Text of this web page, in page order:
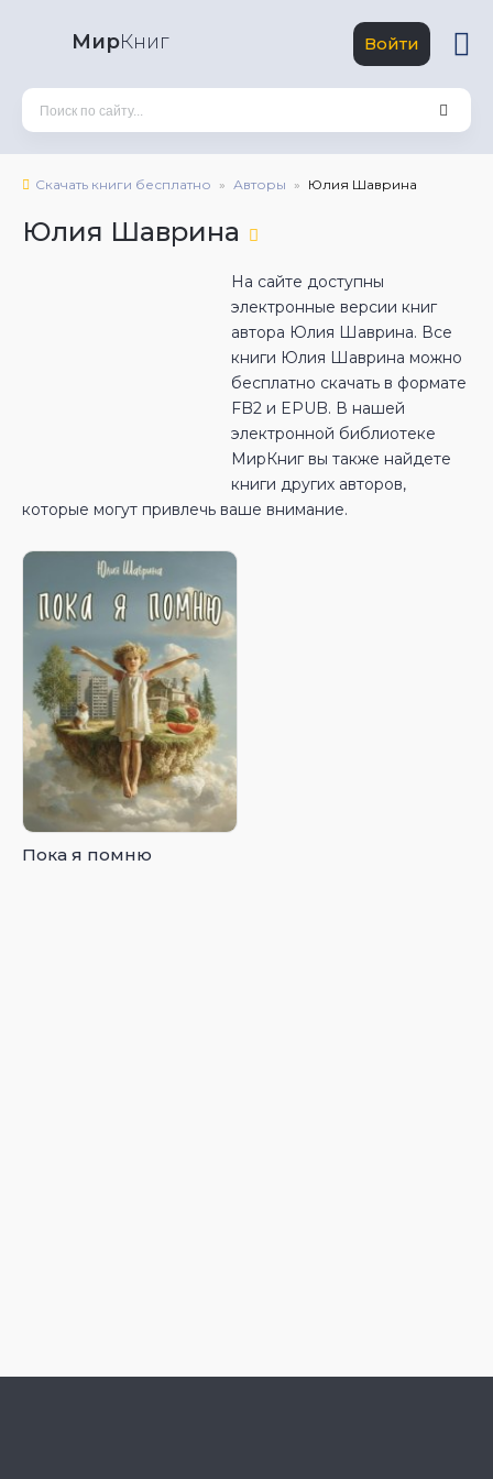
МирКниг Войти
Скачать книги бесплатно Авторы Юлия Шаврина
Юлия Шаврина
На сайте доступны
электронные версии книг
автора Юлия Шаврина. Все
книги Юлия Шаврина можно
бесплатно скачать в формате
FB2 и EPUB. В нашей
электронной библиотеке
МирКниг вы также найдете
книги других авторов,
которые могут привлечь ваше внимание.
Пока я помню